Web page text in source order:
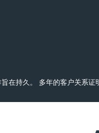
在持久。 多年的客户关系证